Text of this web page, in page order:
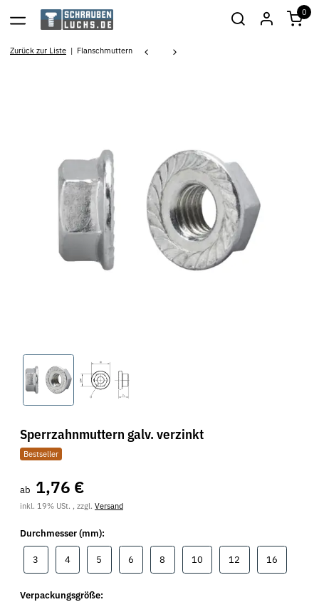
0
Zurück zur Liste Flanschmuttern
Sperrzahnmuttern galv. verzinkt
Bestseller
ab 1,76 €
inkl. 19% USt. , zzgl. Versand
Durchmesser (mm):
3 44 5 66 8 1010 12 1616
Verpackungsgröße: